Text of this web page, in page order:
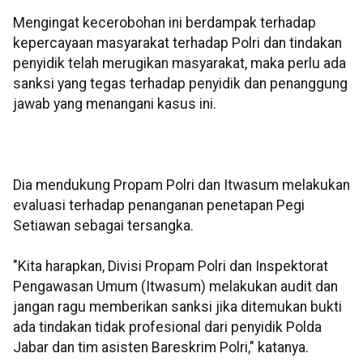
Mengingat kecerobohan ini berdampak terhadap
kepercayaan masyarakat terhadap Polri dan tindakan
penyidik telah merugikan masyarakat, maka perlu ada
sanksi yang tegas terhadap penyidik dan penanggung
jawab yang menangani kasus ini.
Dia mendukung Propam Polri dan Itwasum melakukan
evaluasi terhadap penanganan penetapan Pegi
Setiawan sebagai tersangka.
"Kita harapkan, Divisi Propam Polri dan Inspektorat
Pengawasan Umum (Itwasum) melakukan audit dan
jangan ragu memberikan sanksi jika ditemukan bukti
ada tindakan tidak profesional dari penyidik Polda
Jabar dan tim asisten Bareskrim Polri," katanya.